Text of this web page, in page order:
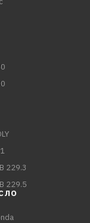
229.3
229.5